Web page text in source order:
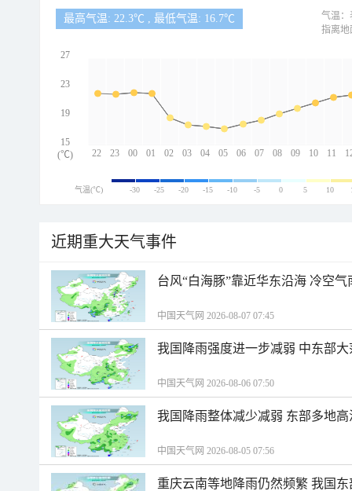
最高气温: 22.3℃ , 最低气温: 16.7℃
22 23 00 01 02 03 04 05 06 07 08 09 10 11
27
23
19
15
(℃)
气温：
指离地
气温(℃) -30 -25 -20 -15 -10 -5 0 5 10
近期重大天气事件
台风“白海豚”靠近华东沿海 冷空
中国天气网 2026-08-07 07:45
我国降雨强度进一步减弱 中东部
中国天气网 2026-08-06 07:50
我国降雨整体减少减弱 东部多地
中国天气网 2026-08-05 07:56
重庆云南等地降雨仍然频繁 我国